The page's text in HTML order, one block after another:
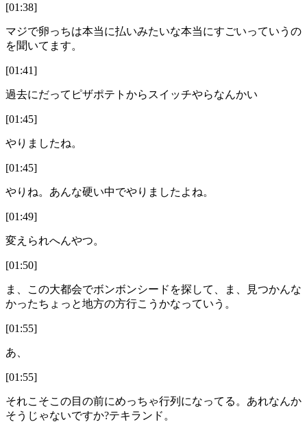
[01:38]
マジで卵っちは本当に払いみたいな本当にすごいっていうの
を聞いてます。
[01:41]
過去にだってピザポテトからスイッチやらなんかい
[01:45]
やりましたね。
[01:45]
やりね。あんな硬い中でやりましたよね。
[01:49]
変えられへんやつ。
[01:50]
ま、この大都会でボンボンシードを探して、ま、見つかんな
かったちょっと地方の方行こうかなっていう。
[01:55]
あ、
[01:55]
それこそこの目の前にめっちゃ行列になってる。あれなんか
そうじゃないですか?テキランド。